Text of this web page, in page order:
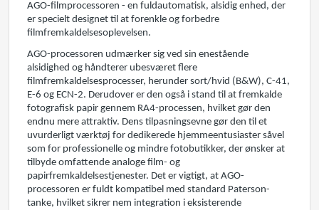
AGO-filmprocessoren - en fuldautomatisk, alsidig enhed, der
er specielt designet til at forenkle og forbedre
filmfremkaldelsesoplevelsen.
AGO-processoren udmærker sig ved sin enestående
alsidighed og håndterer ubesværet flere
filmfremkaldelsesprocesser, herunder sort/hvid (B&W), C-41,
E-6 og ECN-2. Derudover er den også i stand til at fremkalde
fotografisk papir gennem RA4-processen, hvilket gør den
endnu mere attraktiv. Dens tilpasningsevne gør den til et
uvurderligt værktøj for dedikerede hjemmeentusiaster såvel
som for professionelle og mindre fotobutikker, der ønsker at
tilbyde omfattende analoge film- og
papirfremkaldelsestjenester. Det er vigtigt, at AGO-
processoren er fuldt kompatibel med standard Paterson-
tanke, hvilket sikrer nem integration i eksisterende